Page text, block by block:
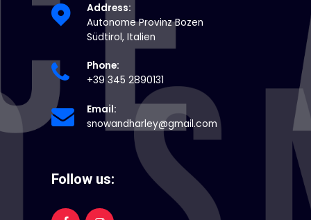
Address:
Autonome Provinz Bozen
Südtirol, Italien
Phone:
+39 345 2890131
Email:
snowandharley@gmail.com
Follow us: